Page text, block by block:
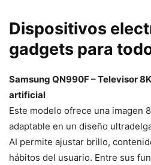
Dispositivos
gadgets para
Samsung QN990F – Televisor
artificial
Este modelo ofrece una imagen
adaptable en un diseño
AI permite ajustar brillo,
hábitos del usuario. Entre sus